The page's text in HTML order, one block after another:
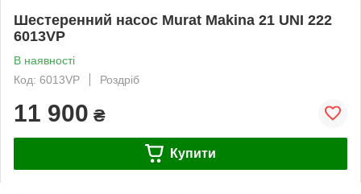
Шестеренний насос Murat Makina 21 UNI 222
6013VP
В наявності
Код: 6013VP
Роздріб
11 900 ₴
Купити